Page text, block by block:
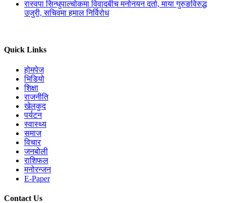
रास्वपा सिन्धुपाल्चोकमा विवादबीच मनोनयन दर्ता, माया गुरुङविरुद्ध
उजुरी, सचिवमा हमाल निर्विरोध
Quick Links
होमपेज
भिडियो
शिक्षा
राजनीति
खेलकुद
पर्यटन
स्वास्थ्य
समाज
विचार
जनबोली
राशिफल
मनोरन्जन
E-Paper
Contact Us